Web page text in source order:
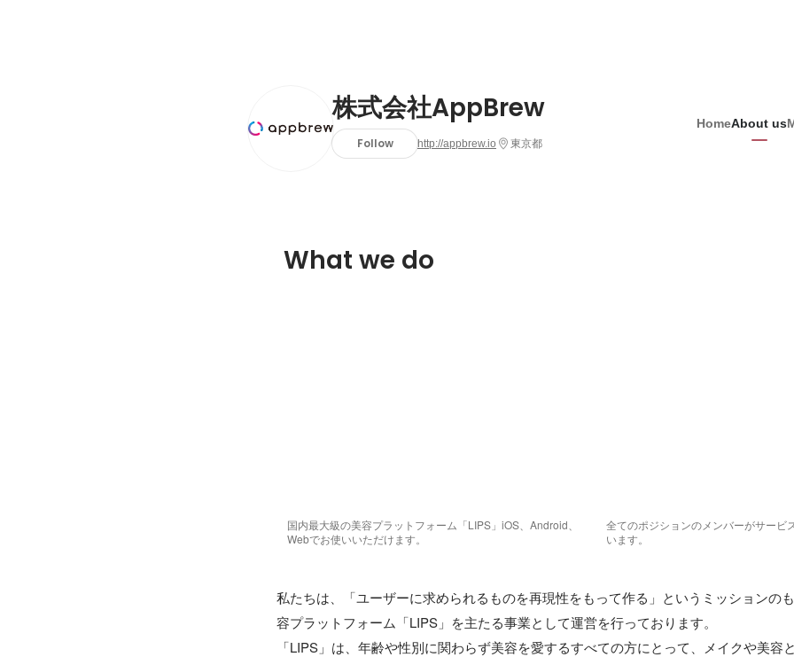
株式会社AppBrew
Follow http://appbrew.io 東京都
HomeAbout us
What we do
国内最大級の美容プラットフォーム「LIPS」iOS、Android、
Webでお使いいただけます。
全てのポジションのメンバーがサービ
います。
私たちは、「ユーザーに求められるものを再現性をもって作る」というミッションの
容プラットフォーム「LIPS」を主たる事業として運営を行っております。
「LIPS」は、年齢や性別に関わらず美容を愛するすべての方にとって、メイクや美容